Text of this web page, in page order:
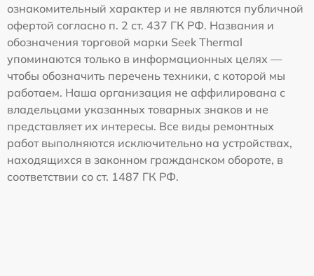
ознакомительный характер и не являются публичной
офертой согласно п. 2 ст. 437 ГК РФ. Названия и
обозначения торговой марки Seek Thermal
упоминаются только в информационных целях —
чтобы обозначить перечень техники, с которой мы
работаем. Наша организация не аффилирована с
владельцами указанных товарных знаков и не
представляет их интересы. Все виды ремонтных
работ выполняются исключительно на устройствах,
находящихся в законном гражданском обороте, в
соответствии со ст. 1487 ГК РФ.